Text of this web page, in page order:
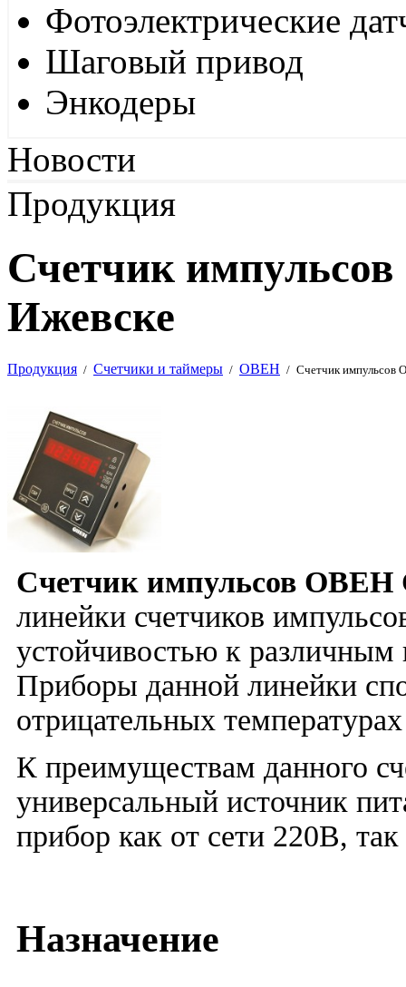
Фотоэлектрические
Шаговый привод
Энкодеры
Новости
Продукция
Счетчик
Ижевске
Продукция / Счетчики и таймеры / ОВЕН / Счетчик
Счетчик импульсов ОВЕН
линейки счетчиков
устойчивостью к
Приборы данной линейки
отрицательных
К преимуществам данного
универсальный источник
прибор как от сети 220В,
Назначение